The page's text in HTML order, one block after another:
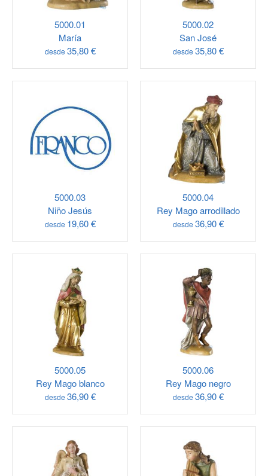
5000.01
María
desde 35,80 €
5000.02
San José
desde 35,80 €
5000.03
Niño Jesús
desde 19,60 €
5000.04
Rey Mago arrodillado
desde 36,90 €
5000.05
Rey Mago blanco
desde 36,90 €
5000.06
Rey Mago negro
desde 36,90 €